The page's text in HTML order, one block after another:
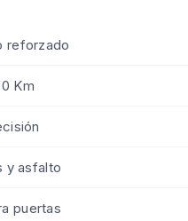
reforzado
Km
y asfalto
puertas